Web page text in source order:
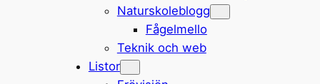
Naturskoleblogg
Fågelmello
Teknik och web
Listor